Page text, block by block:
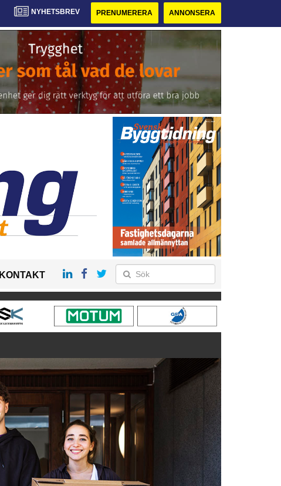
NYHETSBREV PRENUMERERA ANNONSERA
KONTAKT